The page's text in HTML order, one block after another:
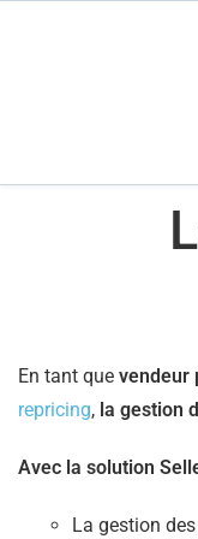
En tant que vendeur
repricing, la gestion
Avec la solution
La gestion